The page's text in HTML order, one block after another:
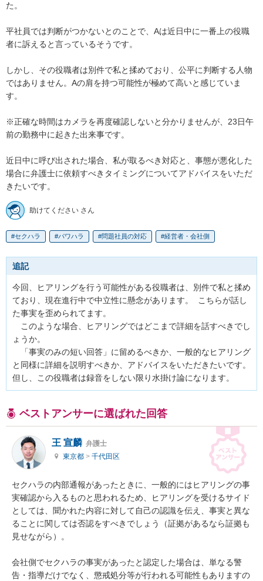
た。
平社員では判断がつかないとのことで、Aは近日中に一番上の役職
者に訴えると言っているそうです。
しかし、その役職者は別件で私と揉めており、公平に判断する人物
ではありません。Aの肩を持つ可能性が極めて高いと感じていま
す。
※正確な時間はカメラを再度確認しないと分かりませんが、23日午
前の勤務中に起きた出来事です。
近日中に呼び出された場合、私が取るべき対応と、事態が悪化した
場合に弁護士に依頼すべきタイミングについてアドバイスをいただ
きたいです。
助けてください さん
セクハラ パワハラ 問題社員の対応 経営者・会社側
追記
今回、ヒアリングを行う可能性がある役職者は、別件で私と揉め
ており、現在進行中で中立性に懸念があります。  こちらが話し
た事実を歪められてます。
このような場合、ヒアリングではどこまで詳細を話すべきでし
ょうか。
「事実のみの短い回答」に留めるべきか、一般的なヒアリング
と同様に詳細を説明すべきか、アドバイスをいただきたいです。
但し、この役職者は録音をしない限り水掛け論になります。
ベストアンサーに選ばれた回答
王 宣麟 弁護士
東京都 > 千代田区
セクハラの内部通報があったときに、一般的にはヒアリングの事
実確認から入るものと思われるため、ヒアリングを受けるサイド
としては、聞かれた内容に対して自己の認識を伝え、事実と異な
ることに関しては否認をすべきでしょう（証拠があるなら証拠も
見せながら）。
会社側でセクハラの事実があったと認定した場合は、単なる警
告・指導だけでなく、懲戒処分等が行われる可能性もありますの